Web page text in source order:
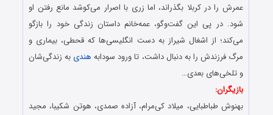
عمرش را در کربلا بگذراند، اما زری با اصرار می‌کوشد مانع رفتن او
شود. در پی این گفت‌وگو، عمه‌خانم داستان زندگی خود را بازگو
می‌کند؛ از اشغال شیراز به دست انگلیسی‌ها که قحطی، بیماری و
مرگ فرزندش را به دنبال داشت، تا ورود سودابه هندی به زندگی‌شان
و تلخی‌های بعدی…
بازیگران:
بهنوش طباطبایی، میلاد کی‌مرام، آزاده صمدی، هوتن شکیبا، مجید